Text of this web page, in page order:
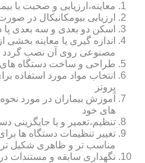
معاینه،ارزیابی و صحبت با
ارزیابی بیومکانیکال در صورت
اسکن دو بعدی و سه بعدی پا
اندازه گیری یا معاینه بخشی
مصنوعی روی آن نصب گردد
طراحی و ساخت دستگاه های
انتخاب مواد مورد استفاده
پروتز
آموزش بیماران در مورد
های خود
تنظیم،تعمیر و یا جایگزینی
تغییر تنظیمات دستگاه ها
مناسب تر و ظاهری شکیل تر
نگهداری سابقه و مستندات در